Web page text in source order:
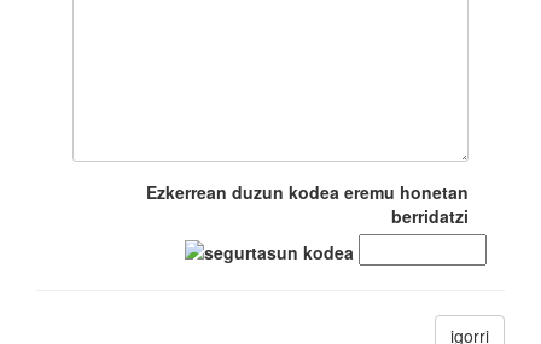
Ezkerrean duzun kodea eremu honetan
berridatzi
igorri